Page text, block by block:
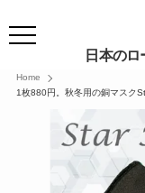
日本のロ
Home
1枚880円。秋冬用の銅マスク